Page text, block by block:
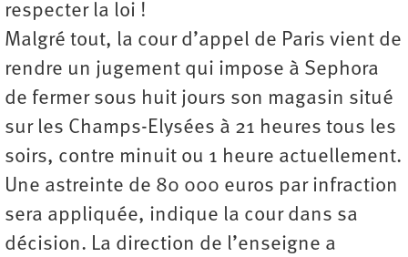
respecter la loi !
Malgré tout, la cour d’appel de Paris vient de
rendre un jugement qui impose à Sephora
de fermer sous huit jours son magasin situé
sur les Champs-Elysées à 21 heures tous les
soirs, contre minuit ou 1 heure actuellement.
Une astreinte de 80 000 euros par infraction
sera appliquée, indique la cour dans sa
décision. La direction de l’enseigne a